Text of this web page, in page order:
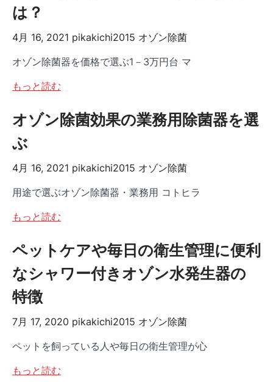
は？
4月 16, 2021 pikakichi2015 オゾン除菌
オゾン除菌器を価格で選ぶ1－3万円台 マ
もっと読む
オゾン除菌効果の業務用除菌器を選
ぶ
4月 16, 2021 pikakichi2015 オゾン除菌
用途で選ぶオゾン除菌器・業務用 コトヒラ
もっと読む
ペットケアや毎日の衛生管理に便利
なシャワー付きオゾン水発生器の
特徴
7月 17, 2020 pikakichi2015 オゾン除菌
ペットを飼っている人や毎日の衛生管理が心
もっと読む